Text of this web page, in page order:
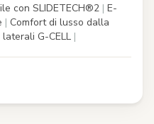
con SLIDETECH®2 | E-
| Comfort di lusso dalla
G-CELL |